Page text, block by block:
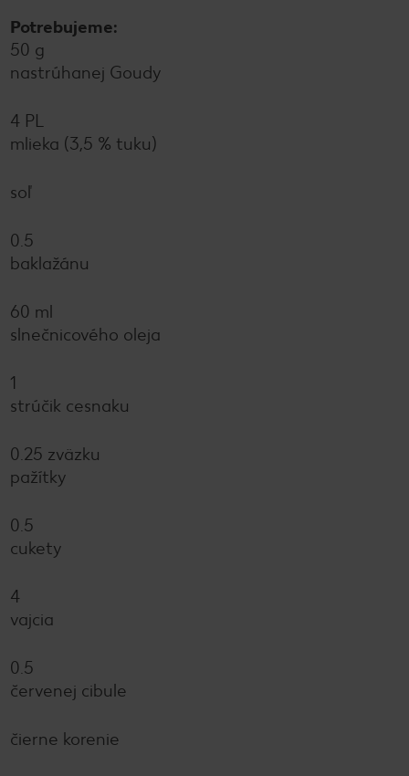
Potrebujeme:
50 g
nastrúhanej Goudy
4 PL
mlieka (3,5 % tuku)
soľ
0.5
baklažánu
60 ml
slnečnicového oleja
1
strúčik cesnaku
0.25 zväzku
pažítky
0.5
cukety
4
vajcia
0.5
červenej cibule
čierne korenie